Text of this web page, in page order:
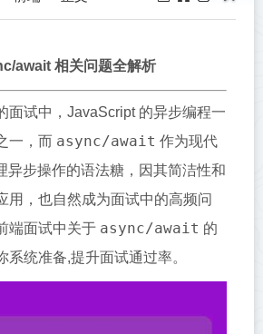
await 相关问题全解析
面试中，JavaScript 的异步编程一
一，而 async/await 作为现代
异步操作的语法糖，因其简洁性和
用，也自然成为面试中的高频问
端面试中关于 async/await 的
系统准备,提升面试通过率。